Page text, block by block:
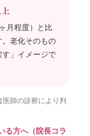
月程度）と比
老化そのもの
」イメージで
師の診察により判
る方へ（院長コラ